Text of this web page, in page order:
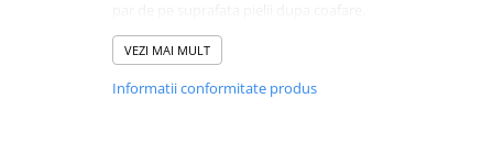
parului
fapt, intregul set va fi intotdeauna la locul sau, fara teama
VEZI MAI MULT
Informatii conformitate produs